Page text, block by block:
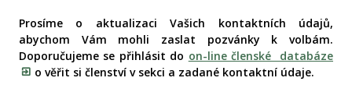
Prosíme o aktualizaci Vašich kontaktních údajů,
abychom Vám mohli zaslat pozvánky k volbám.
Doporučujeme se přihlásit do on-line členské databáze
o věřit si členství v sekci a zadané kontaktní údaje.